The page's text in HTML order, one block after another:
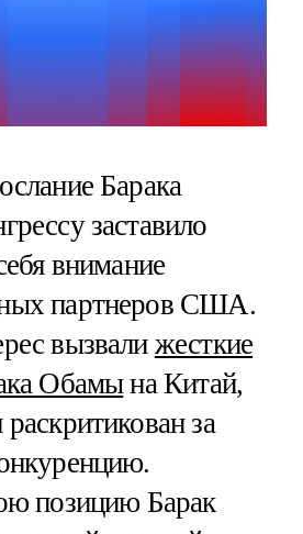
Барака
заставило
внимание
партнеров США.
вызвали жесткие
Обамына Китай,
за
позицию Барак